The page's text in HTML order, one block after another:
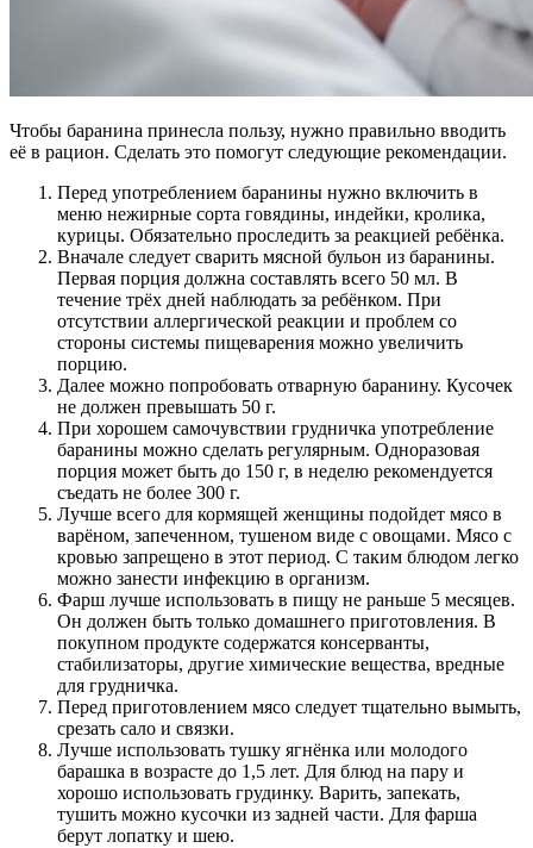
Чтобы баранина принесла пользу, нужно правильно вводить
её в рацион. Сделать это помогут следующие рекомендации.
Перед употреблением баранины нужно включить в
меню нежирные сорта говядины, индейки, кролика,
курицы. Обязательно проследить за реакцией ребёнка.
Вначале следует сварить мясной бульон из баранины.
Первая порция должна составлять всего 50 мл. В
течение трёх дней наблюдать за ребёнком. При
отсутствии аллергической реакции и проблем со
стороны системы пищеварения можно увеличить
порцию.
Далее можно попробовать отварную баранину. Кусочек
не должен превышать 50 г.
При хорошем самочувствии грудничка употребление
баранины можно сделать регулярным. Одноразовая
порция может быть до 150 г, в неделю рекомендуется
съедать не более 300 г.
Лучше всего для кормящей женщины подойдет мясо в
варёном, запеченном, тушеном виде с овощами. Мясо с
кровью запрещено в этот период. С таким блюдом легко
можно занести инфекцию в организм.
Фарш лучше использовать в пищу не раньше 5 месяцев.
Он должен быть только домашнего приготовления. В
покупном продукте содержатся консерванты,
стабилизаторы, другие химические вещества, вредные
для грудничка.
Перед приготовлением мясо следует тщательно вымыть,
срезать сало и связки.
Лучше использовать тушку ягнёнка или молодого
барашка в возрасте до 1,5 лет. Для блюд на пару и
хорошо использовать грудинку. Варить, запекать,
тушить можно кусочки из задней части. Для фарша
берут лопатку и шею.